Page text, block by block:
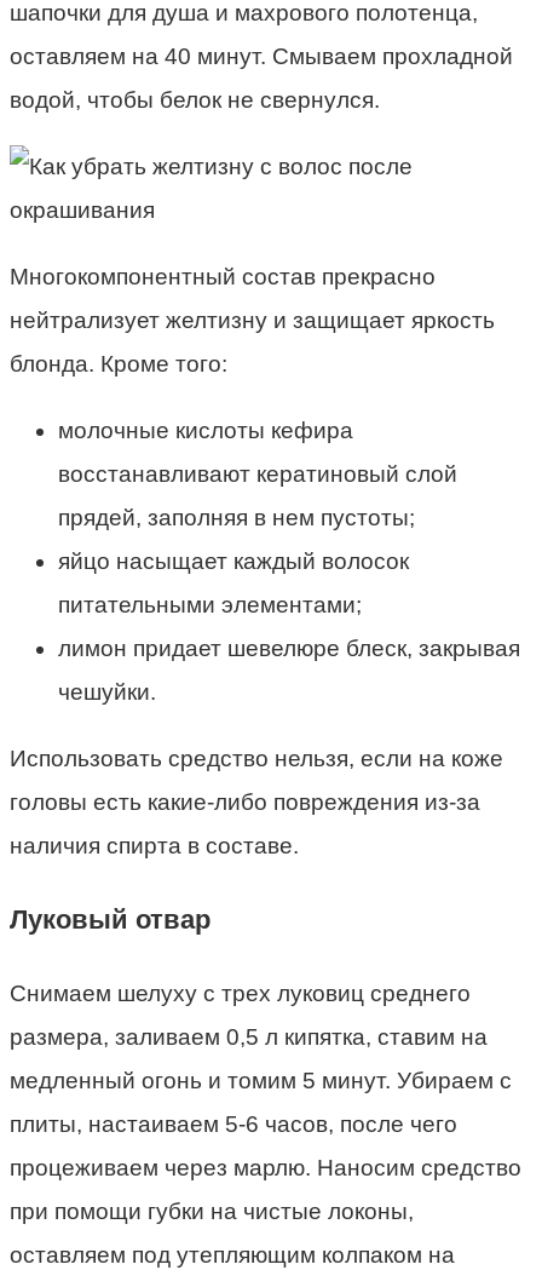
шапочки для душа и махрового полотенца,
оставляем на 40 минут. Смываем прохладной
водой, чтобы белок не свернулся.
Многокомпонентный состав прекрасно
нейтрализует желтизну и защищает яркость
блонда. Кроме того:
молочные кислоты кефира
восстанавливают кератиновый слой
прядей, заполняя в нем пустоты;
яйцо насыщает каждый волосок
питательными элементами;
лимон придает шевелюре блеск, закрывая
чешуйки.
Использовать средство нельзя, если на коже
головы есть какие-либо повреждения из-за
наличия спирта в составе.
Луковый отвар
Снимаем шелуху с трех луковиц среднего
размера, заливаем 0,5 л кипятка, ставим на
медленный огонь и томим 5 минут. Убираем с
плиты, настаиваем 5-6 часов, после чего
процеживаем через марлю. Наносим средство
при помощи губки на чистые локоны,
оставляем под утепляющим колпаком на